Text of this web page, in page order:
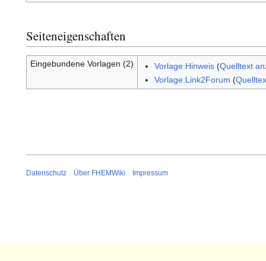
Seiteneigenschaften
Eingebundene Vorlagen (2) Vorlage:Hinweis(Quelltext
Vorlage:Link2Forum (
Datenschutz Über FHEMWiki Impressum